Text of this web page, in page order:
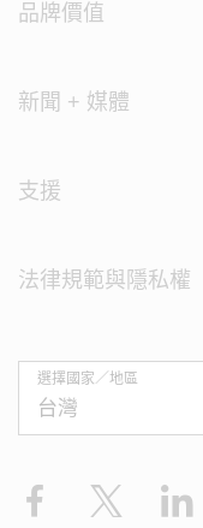
品牌價值
新聞 + 媒體
支援
法律規範與隱私權
選擇國家／地區
Facebook